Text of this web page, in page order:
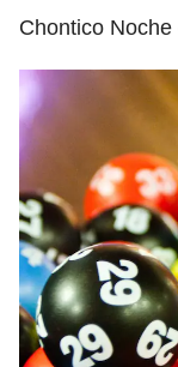
Chontico